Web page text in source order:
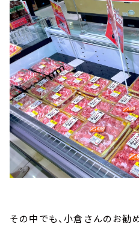
その中でも、小倉さんのお勧